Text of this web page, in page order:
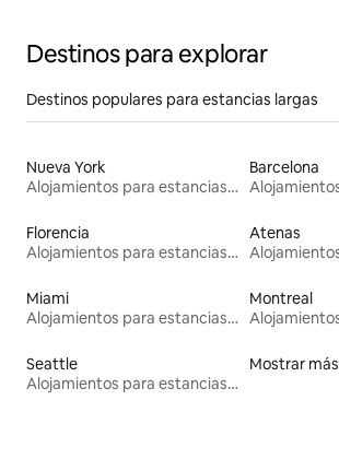
Destinos para explorar
Destinos populares para estancias largas
Nueva York
Alojamientos para estancias largas
Barcelona
Florencia
Alojamientos para estancias largas
Atenas
Miami
Alojamientos para estancias largas
Montreal
Seattle
Alojamientos para estancias largas
Mostrar más